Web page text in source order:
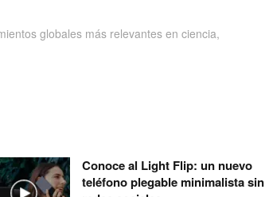
globales más relevantes en ciencia,
Conoce al Light Flip: un nuevo
teléfono plegable minimalista sin